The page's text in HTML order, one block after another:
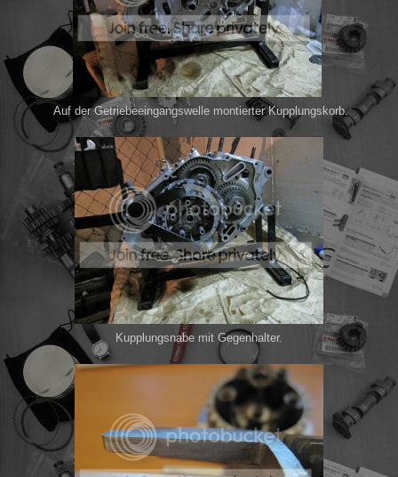
Auf der Getriebeeingangswelle montierter Kupplungskorb.
Kupplungsnabe mit Gegenhalter.